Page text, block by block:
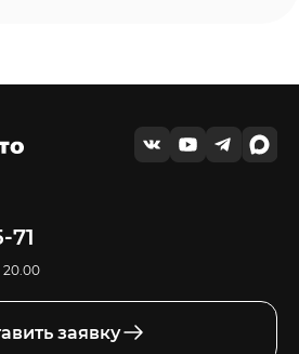
71
20.00
заявку